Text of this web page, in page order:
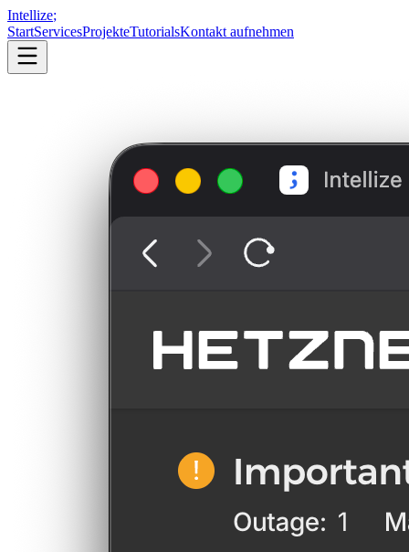
Intellize;
StartServicesProjekteTutorialsKontakt aufnehmen